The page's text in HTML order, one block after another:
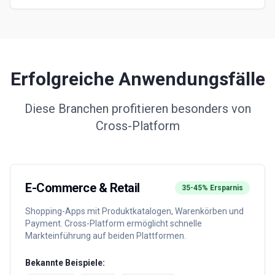
Erfolgreiche Anwendungsfälle
Diese Branchen profitieren besonders von
Cross-Platform
E-Commerce & Retail 35-45% Ersparnis
Shopping-Apps mit Produktkatalogen, Warenkörben und
Payment. Cross-Platform ermöglicht schnelle
Markteinführung auf beiden Plattformen.
Bekannte Beispiele: